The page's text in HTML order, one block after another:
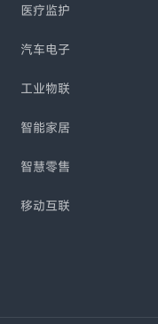
医疗监护
汽车电子
工业物联
智能家居
智慧零售
移动互联